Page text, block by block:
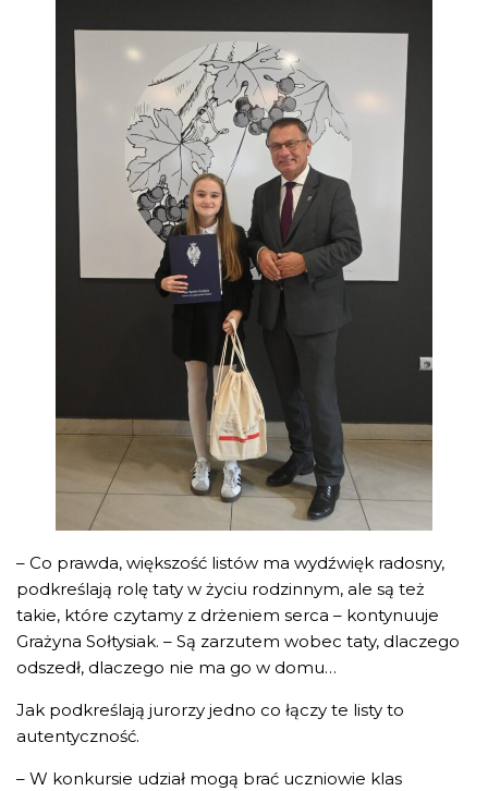
– Co prawda, większość listów ma wydźwięk radosny,
podkreślają rolę taty w życiu rodzinnym, ale są też
takie, które czytamy z drżeniem serca – kontynuuje
Grażyna Sołtysiak. – Są zarzutem wobec taty, dlaczego
odszedł, dlaczego nie ma go w domu…
Jak podkreślają jurorzy jedno co łączy te listy to
autentyczność.
– W konkursie udział mogą brać uczniowie klas